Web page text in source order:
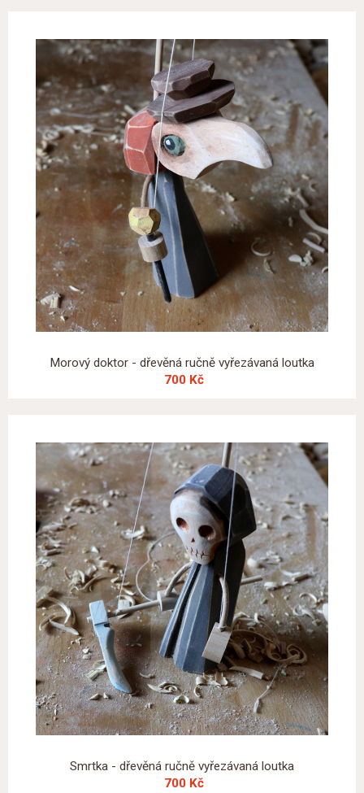
Morový doktor - dřevěná ručně vyřezávaná loutka
700 Kč
Smrtka - dřevěná ručně vyřezávaná loutka
700 Kč